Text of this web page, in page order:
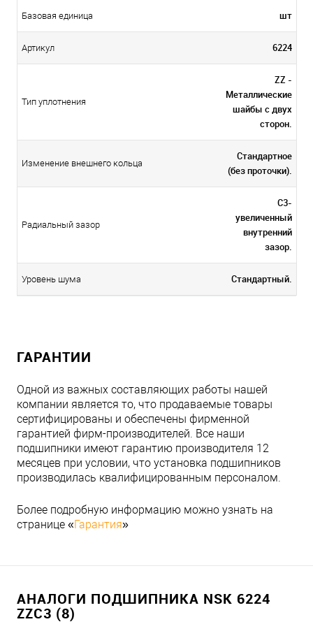
Базовая единица шт
Артикул 6224
Тип уплотнения
ZZ -
Металлические
шайбы с двух
сторон.
Изменение внешнего кольца
Стандартное
(без проточки).
Радиальный зазор
C3-
увеличенный
внутренний
зазор.
Уровень шума Стандартный.
ГАРАНТИИ
Одной из важных составляющих работы нашей
компании является то, что продаваемые товары
сертифицированы и обеспечены фирменной
гарантией фирм-производителей. Все наши
подшипники имеют гарантию производителя 12
месяцев при условии, что установка подшипников
производилась квалифицированным персоналом.
Более подробную информацию можно узнать на
странице «Гарантия»
АНАЛОГИ ПОДШИПНИКА NSK 6224
ZZC3 (8)